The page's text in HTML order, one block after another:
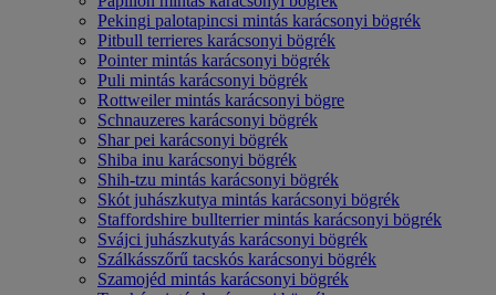
Pekingi palotapincsi mintás karácsonyi bögrék
Pitbull terrieres karácsonyi bögrék
Pointer mintás karácsonyi bögrék
Puli mintás karácsonyi bögrék
Rottweiler mintás karácsonyi bögre
Schnauzeres karácsonyi bögrék
Shar pei karácsonyi bögrék
Shiba inu karácsonyi bögrék
Shih-tzu mintás karácsonyi bögrék
Skót juhászkutya mintás karácsonyi bögrék
Staffordshire bullterrier mintás karácsonyi bögrék
Svájci juhászkutyás karácsonyi bögrék
Szálkásszőrű tacskós karácsonyi bögrék
Szamojéd mintás karácsonyi bögrék